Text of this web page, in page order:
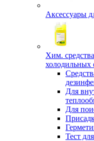
Аксессуары
Хим.
холодильных
Для
Для
Тест